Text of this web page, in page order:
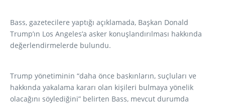
Bass, gazetecilere yaptığı açıklamada, Başkan Donald
Trump’ın Los Angeles’a asker konuşlandırılması hakkında
değerlendirmelerde bulundu.
Trump yönetiminin “daha önce baskınların, suçluları ve
hakkında yakalama kararı olan kişileri bulmaya yönelik
olacağını söylediğini” belirten Bass, mevcut durumda